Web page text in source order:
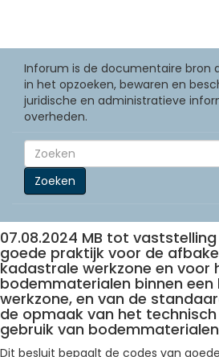
Inforum is de documentaire bron
in het opzoeken, bewaren en
juridische en administratieve
overheden.
Zoeken
07.08.2024 MB tot
goede praktijk voor de
kadastrale werkzone en voor
bodemmaterialen binnen
werkzone, en van de
de opmaak van het
gebruik van bodemmaterialen
Dit besluit bepaalt de codes van